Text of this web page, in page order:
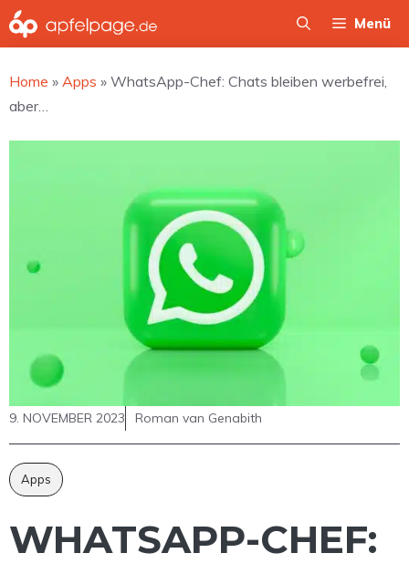
Zum
Inhalt
Menü
Home » Apps » WhatsApp-Chef: Chats bleiben werbefrei,
aber…
9. NOVEMBER 2023 Roman van Genabith
Apps
WHATSAPP-CHEF: